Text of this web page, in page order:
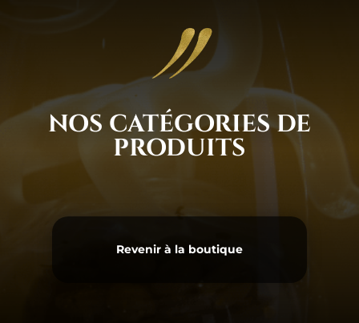
NOS CATÉGORIES DE
PRODUITS
Revenir à la boutique